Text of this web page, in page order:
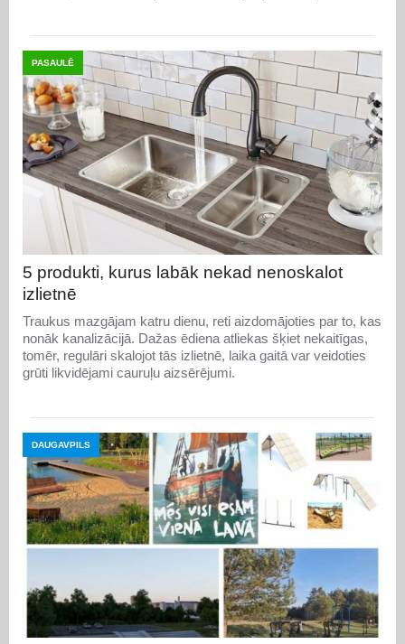
PASAULĒ
5 produkti, kurus labāk nekad nenoskalot
izlietnē
Traukus mazgājam katru dienu, reti aizdomājoties par to, kas
nonāk kanalizācijā. Dažas ēdiena atliekas šķiet nekaitīgas,
tomēr, regulāri skalojot tās izlietnē, laika gaitā var veidoties
grūti likvidējami cauruļu aizsērējumi.
DAUGAVPILS